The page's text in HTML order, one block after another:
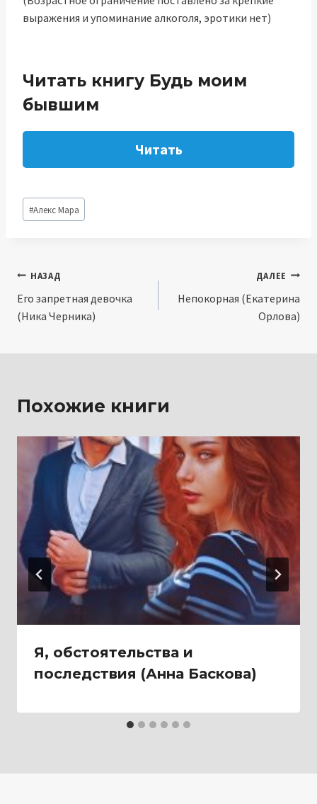
выражения и упоминание алкоголя, эротики нет)
Читать книгу Будь моим
бывшим
Читать
Метки
записи:
#Алекс Мара
Навигация
по
НАЗАД
Его запретная девочка
(Ника Черника)
ДАЛЕЕ
Непокорная (Екатерина
Орлова)
Похожие книги
Я, обстоятельства и
последствия (Анна Баскова)